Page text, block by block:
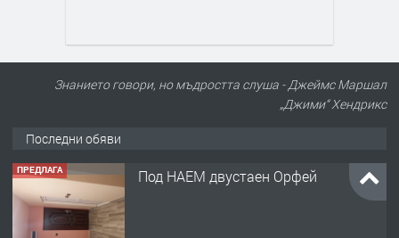
Знанието говори, но мъдростта слуша - Джеймс Маршал
„Джими“ Хендрикс
Последни обяви
ПРЕДЛАГА Под НАЕМ двустаен Орфей